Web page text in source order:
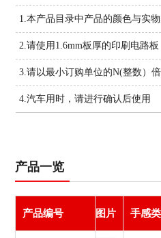
1.本产品目录中产品的颜色与实
2.请使用1.6mm板厚的印刷电路板
3.请以最小订购单位的N(整数）
4.汽车用时，请进行确认后使用
产品一览
产品编号 图片 手感